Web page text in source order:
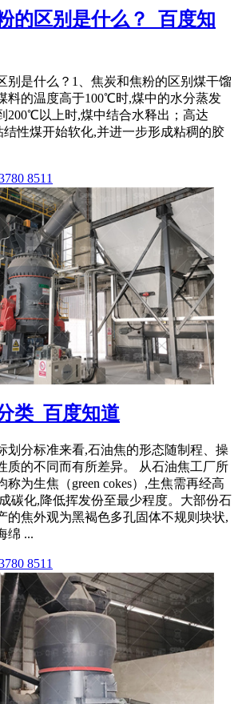
的区别是什么？_百度知
别是什么？1、焦炭和焦粉的区别煤干馏
料的温度高于100℃时,煤中的水分蒸发
200℃以上时,煤中结合水释出；高达
性煤开始软化,并进一步形成粘稠的胶
8511
类_百度知道
划分标准来看,石油焦的形态随制程、操
质的不同而有所差异。 从石油焦工厂所
称为生焦（green cokes）,生焦需再经高
碳化,降低挥发份至最少程度。大部份石
的焦外观为黑褐色多孔固体不规则块状,
绵 ...
8511